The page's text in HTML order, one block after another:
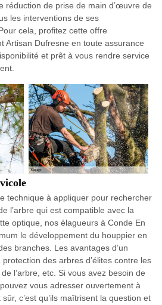
réduction de prise de main d’œuvre de
les interventions de ses
cela, profitez cette offre
Artisan Dufresne en toute assurance
et prêt à vous rendre service
technique à appliquer pour rechercher
l’arbre qui est compatible avec la
optique, nos élagueurs à Conde En
le développement du houppier en
branches. Les avantages d’un
des arbres d’élites contre les
l’arbre, etc. Si vous avez besoin de
vous adresser ouvertement à
c’est qu’ils maîtrisent la question et